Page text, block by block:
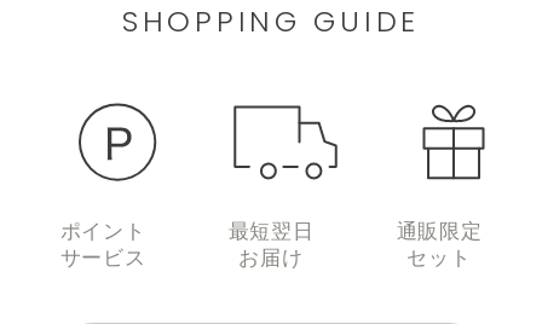
SHOPPING GUIDE
ポイント
サービス
最短翌日
お届け
通販限定
セット